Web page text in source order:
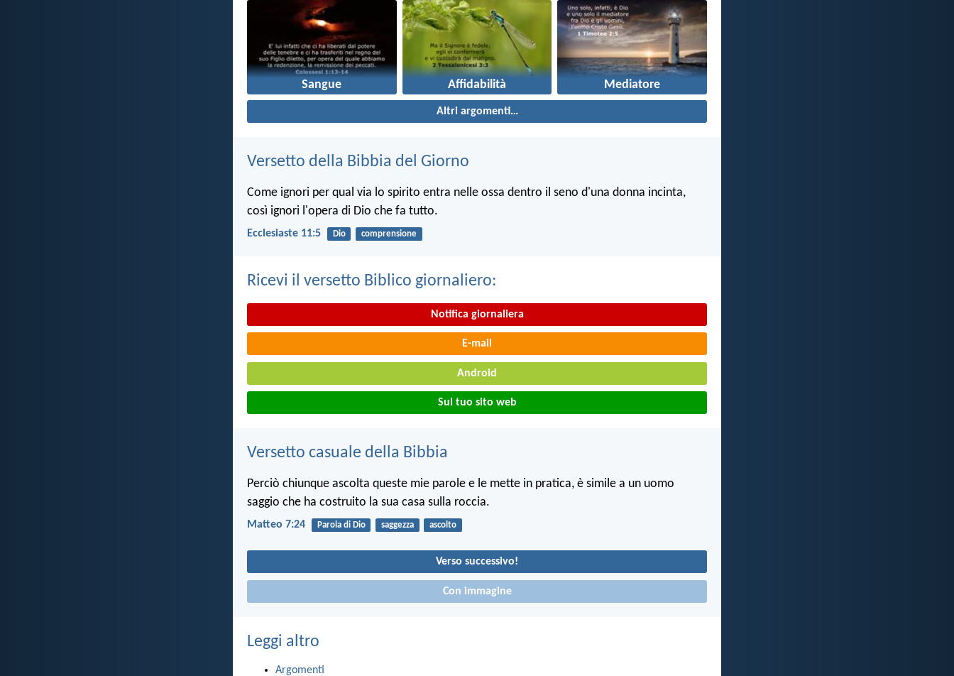
Sangue Affidabilità Mediatore
Altri argomenti…
Versetto della Bibbia del Giorno
Come ignori per qual via lo spirito entra nelle ossa dentro il seno d'una donna incinta,
così ignori l'opera di Dio che fa tutto.
Ecclesiaste 11:5 Dio comprensione
Ricevi il versetto Biblico giornaliero:
Notifica giornaliera
E-mail
Android
Sul tuo sito web
Versetto casuale della Bibbia
Perciò chiunque ascolta queste mie parole e le mette in pratica, è simile a un uomo
saggio che ha costruito la sua casa sulla roccia.
Matteo 7:24 Parola di Dio saggezza ascolto
Verso successivo!
Con immagine
Leggi altro
Argomenti